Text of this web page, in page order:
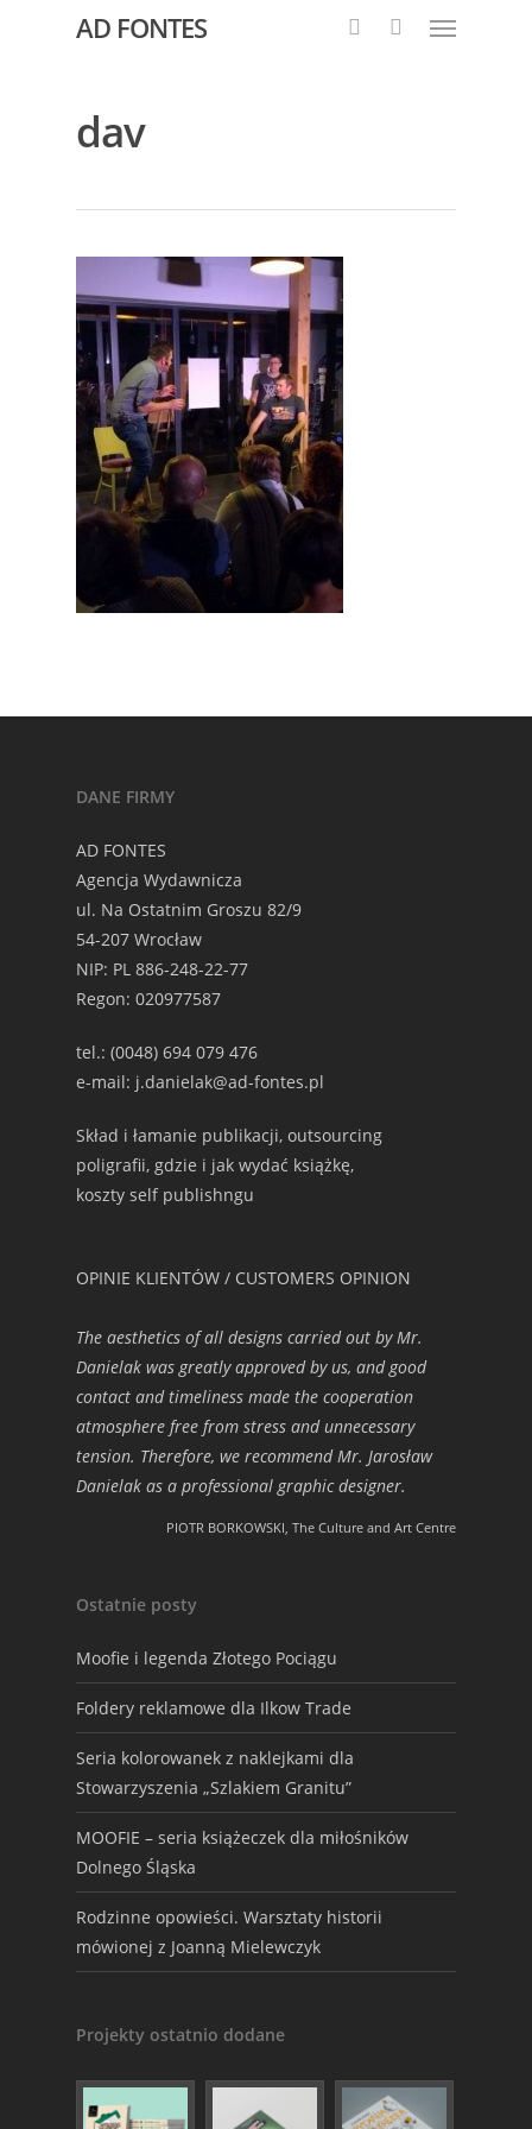
AD FONTES
dav
DANE FIRMY
AD FONTES
Agencja Wydawnicza
ul. Na Ostatnim Groszu 82/9
54-207 Wrocław
NIP: PL 886-248-22-77
Regon: 020977587
tel.: (0048) 694 079 476
e-mail: j.danielak@ad-fontes.pl
Skład i łamanie publikacji, outsourcing
poligrafii, gdzie i jak wydać książkę,
koszty self publishngu
OPINIE KLIENTÓW / CUSTOMERS OPINION
The aesthetics of all designs carried out by Mr.
Danielak was greatly approved by us, and good
contact and timeliness made the cooperation
atmosphere free from stress and unnecessary
tension. Therefore, we recommend Mr. Jarosław
Danielak as a professional graphic designer.
PIOTR BORKOWSKI, The Culture and Art Centre
Ostatnie posty
Moofie i legenda Złotego Pociągu
Foldery reklamowe dla Ilkow Trade
Seria kolorowanek z naklejkami dla
Stowarzyszenia „Szlakiem Granitu”
MOOFIE – seria książeczek dla miłośników
Dolnego Śląska
Rodzinne opowieści. Warsztaty historii
mówionej z Joanną Mielewczyk
Projekty ostatnio dodane